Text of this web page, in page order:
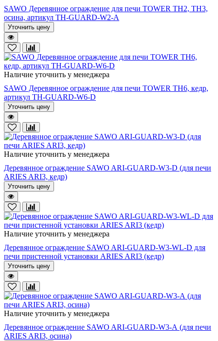
SAWO Деревянное ограждение для печи TOWER TH2, TH3,
осина, артикул TH-GUARD-W2-A
Уточнить цену
Наличие уточнить у менеджера
SAWO Деревянное ограждение для печи TOWER TH6, кедр,
артикул TH-GUARD-W6-D
Уточнить цену
Наличие уточнить у менеджера
Деревянное ограждение SAWO ARI-GUARD-W3-D (для печи
ARIES ARI3, кедр)
Уточнить цену
Наличие уточнить у менеджера
Деревянное ограждение SAWO ARI-GUARD-W3-WL-D для
печи пристенной установки ARIES ARI3 (кедр)
Уточнить цену
Наличие уточнить у менеджера
Деревянное ограждение SAWO ARI-GUARD-W3-А (для печи
ARIES ARI3, осина)